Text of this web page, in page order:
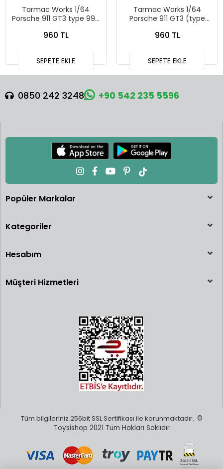
Tarmac Works 1/64
Porsche 911 GT3 type 996
960 TL
SEPETE EKLE
Tarmac Works 1/64
Porsche 911 GT3 (type
Works X iXO Models
960 TL
SEPETE EKLE
0850 242 3248 +90 542 235 5596
Popüler Markalar
Kategoriler
Hesabım
Müşteri Hizmetleri
Tüm bilgileriniz 256bit SSL Sertifikası ile korunmaktadır. ©
Toysishop 2021 Tüm Hakları Saklıdır